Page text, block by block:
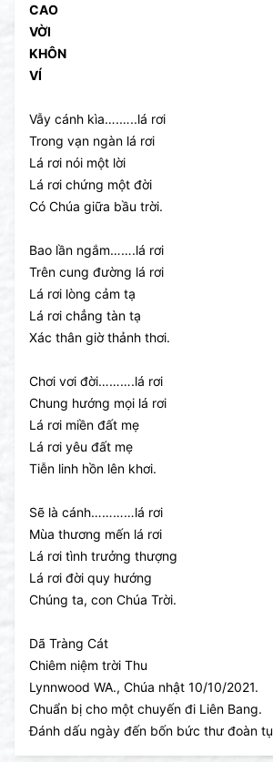
CAO
VỜI
KHÔN
VÍ
Vẫy cánh kìa….…..lá rơi
Trong vạn ngàn lá rơi
Lá rơi nói một lời
Lá rơi chứng một đời
Có Chúa giữa bầu trời.
Bao lần ngắm…….lá rơi
Trên cung đường lá rơi
Lá rơi lòng cảm tạ
Lá rơi chẳng tàn tạ
Xác thân giờ thảnh thơi.
Chơi vơi đời……….lá rơi
Chung hướng mọi lá rơi
Lá rơi miền đất mẹ
Lá rơi yêu đất mẹ
Tiễn linh hồn lên khơi.
Sẽ là cánh…………lá rơi
Mùa thương mến lá rơi
Lá rơi tình trưởng thượng
Lá rơi đời quy hướng
Chúng ta, con Chúa Trời.
Dã Tràng Cát
Chiêm niệm trời Thu
Lynnwood WA., Chúa nhật 10/10/2021.
Chuẩn bị cho một chuyến đi Liên Bang.
Đánh dấu ngày đến bốn bức thư đoàn tụ